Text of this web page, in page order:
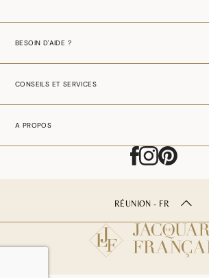
BESOIN D'AIDE ?
CONSEILS ET SERVICES
A PROPOS
RÉUNION - FR